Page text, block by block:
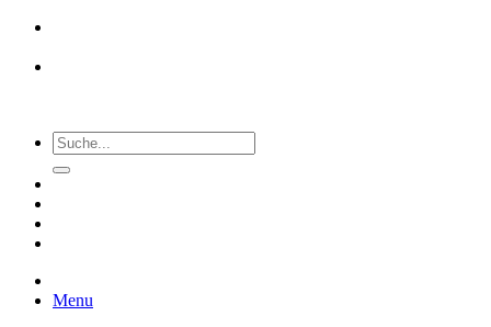
Menu